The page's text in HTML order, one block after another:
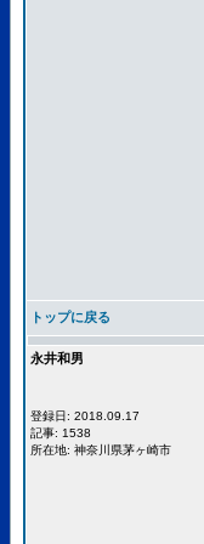
トップに戻る
永井和男
登録日: 2018.09.17
記事: 1538
所在地: 神奈川県茅ヶ崎市